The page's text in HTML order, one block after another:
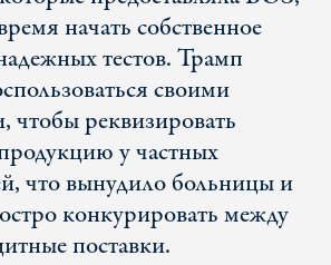
начать собственное
тестов. Трамп
своими
реквизировать
у частных
что вынудило больницы и
конкурировать между
поставки.